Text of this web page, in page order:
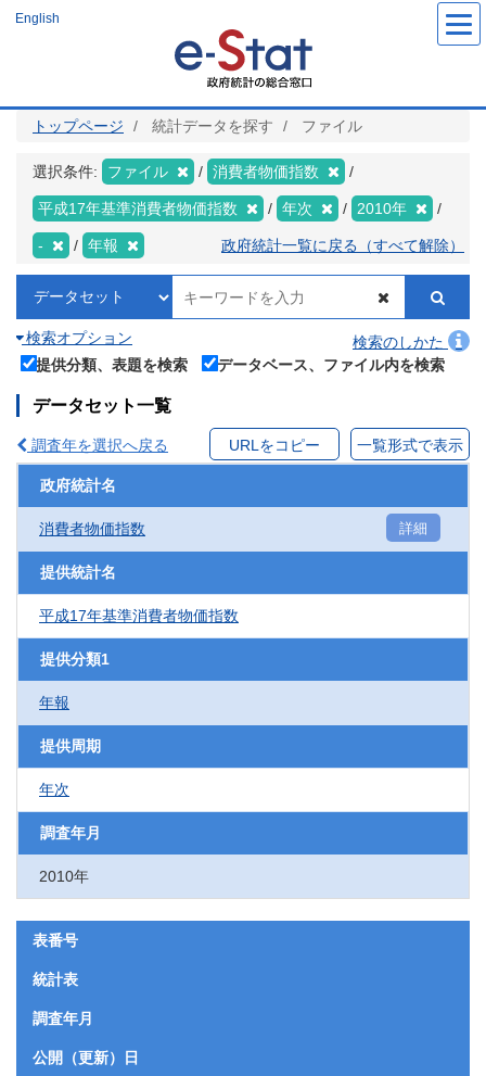
ツ
English
トップページ 統計データを探す ファイル
選択条件: ファイル 消費者物価指数
平成17年基準消費者物価指数 年次 2010年
- 年報 政府統計一覧に戻る（すべて解除）
検索オプション
検索のしかた
提供分類、表題を検索
データベース、ファイル内を検索
データセット一覧
調査年を選択へ戻る URLをコピー 一覧形式で表示
政府統計名
消費者物価指数 詳細
提供統計名
平成17年基準消費者物価指数
提供分類1
年報
提供周期
年次
調査年月
2010年
表番号
統計表
調査年月
公開（更新）日